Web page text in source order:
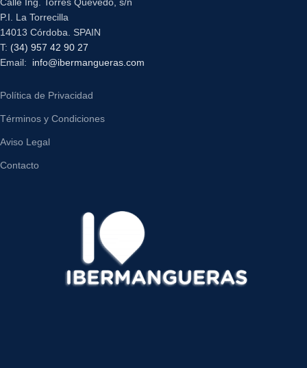
P.I. La Torrecilla
14013 Córdoba. SPAIN
T: (34) 957 42 90 27
Email: info@ibermangueras.com
Política de Privacidad
Términos y Condiciones
Aviso Legal
Contacto